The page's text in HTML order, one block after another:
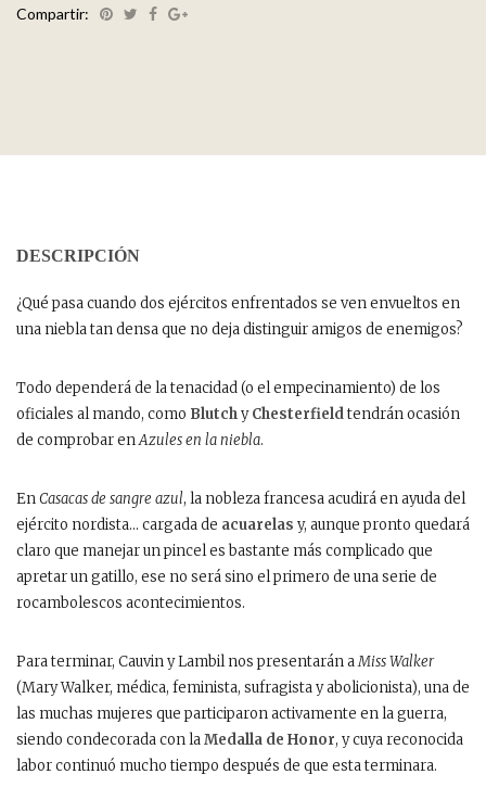
Compartir:
DESCRIPCIÓN
¿Qué pasa cuando dos ejércitos enfrentados se ven envueltos en
una niebla tan densa que no deja distinguir amigos de enemigos?
Todo dependerá de la tenacidad (o el empecinamiento) de los
oficiales al mando, como BlutchyChesterfieldtendrán ocasión
de comprobar enAzules en la niebla.
EnCasacas de sangre azul, la nobleza francesa acudirá en ayuda del
ejército nordista… cargada de acuarelas y, aunque pronto quedará
claro que manejar un pincel es bastante más complicado que
apretar un gatillo, ese no será sino el primero de una serie de
rocambolescos acontecimientos.
Para terminar, Cauvin y Lambil nos presentarán aMiss Walker
(Mary Walker, médica, feminista, sufragista y abolicionista), una de
las muchas mujeres que participaron activamente en la guerra,
siendo condecorada con laMedalla de Honor, y cuya reconocida
labor continuó mucho tiempo después de que esta terminara.